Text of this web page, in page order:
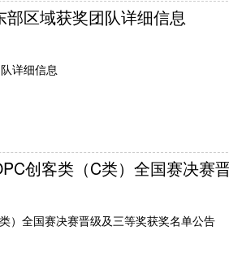
区域获奖团队详细信息
详细信息
创客类（C类）全国赛决赛
）全国赛决赛晋级及三等奖获奖名单公告